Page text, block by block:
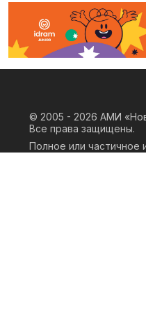
© 2005 - 2026 АМИ
Все права защищены.
Полное или частичное